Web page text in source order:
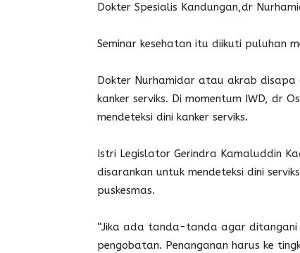
Dokter Spesialis Kandungan,dr
Seminar kesehatan itu diikuti puluhan
Dokter Nurhamidar atau akrab disapa
kanker serviks. Di momentum IWD, dr
mendeteksi dini kanker serviks.
Istri Legislator Gerindra Kamaluddin
disarankan untuk mendeteksi dini
puskesmas.
“Jika ada tanda-tanda agar ditangani
pengobatan. Penanganan harus ke